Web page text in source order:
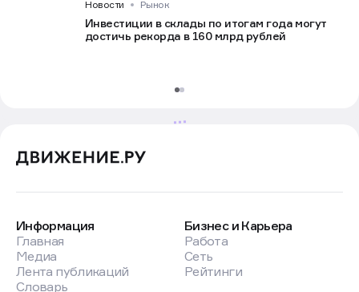
Новости Рынок
Инвестиции в склады по итогам года могут
Новости Аренда 5 авг в 13:30
Ритейлер Lime закроет
14 магазинов по франшизе
и уйдет в крупные форматы